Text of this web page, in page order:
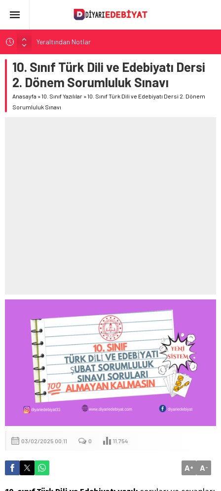
Yeraltından Notlar
Aylak Adam
Zebercet
Demiryolu Hikâyecileri
Korkuyu Beklerken
10. Sınıf Türk Dili ve Edebiyatı Dersi
2. Dönem Sorumluluk Sınavı
Anasayfa »10. Sınıf Yazılılar »10. Sınıf Türk Dili ve Edebiyatı Dersi 2. Dönem
Sorumluluk Sınavı
03/02/2025 00:11 0 11.754
A+ A-